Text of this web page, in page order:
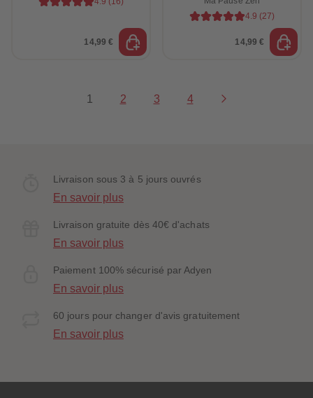
14,99 €
4.9 (27)
14,99 €
1 2 3 4
Livraison sous 3 à 5 jours ouvrés
En savoir plus
Livraison gratuite dès 40€ d'achats
En savoir plus
Paiement 100% sécurisé par Adyen
En savoir plus
60 jours pour changer d'avis gratuitement
En savoir plus